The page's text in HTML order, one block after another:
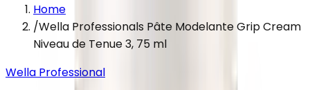
Home
/Wella Professionals Pâte Modelante Grip Cream
Niveau de Tenue 3, 75 ml
Wella Professional